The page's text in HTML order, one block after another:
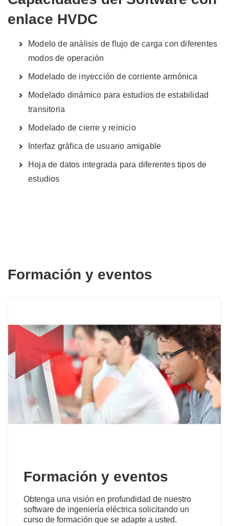
enlace HVDC
Modelo de análisis de flujo de carga con diferentes
modos de operación
Modelado de inyección de corriente armónica
Modelado dinámico para estudios de estabilidad
transitoria
Modelado de cierre y reinicio
Interfaz gráfica de usuario amigable
Hoja de datos integrada para diferentes tipos de
estudios
Formación y eventos
Formación y eventos
Obtenga una visión en profundidad de nuestro
software de ingeniería eléctrica solicitando un
curso de formación que se adapte a usted.